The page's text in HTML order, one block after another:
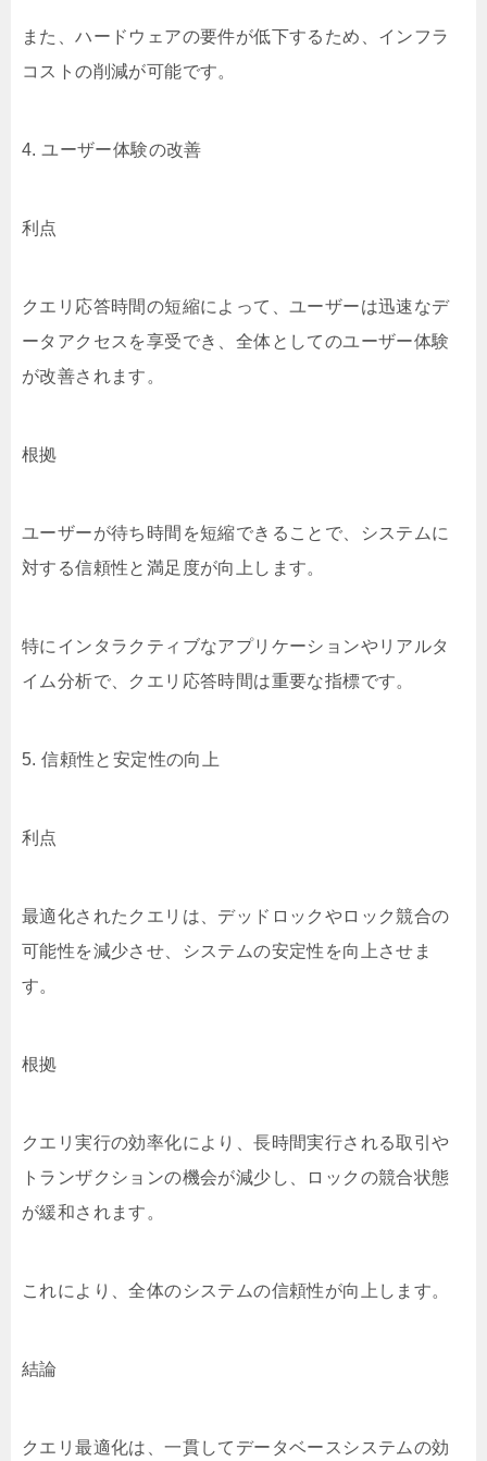
また、ハードウェアの要件が低下するため、インフラ
コストの削減が可能です。
4. ユーザー体験の改善
利点
クエリ応答時間の短縮によって、ユーザーは迅速なデ
ータアクセスを享受でき、全体としてのユーザー体験
が改善されます。
根拠
ユーザーが待ち時間を短縮できることで、システムに
対する信頼性と満足度が向上します。
特にインタラクティブなアプリケーションやリアルタ
イム分析で、クエリ応答時間は重要な指標です。
5. 信頼性と安定性の向上
利点
最適化されたクエリは、デッドロックやロック競合の
可能性を減少させ、システムの安定性を向上させま
す。
根拠
クエリ実行の効率化により、長時間実行される取引や
トランザクションの機会が減少し、ロックの競合状態
が緩和されます。
これにより、全体のシステムの信頼性が向上します。
結論
クエリ最適化は、一貫してデータベースシステムの効